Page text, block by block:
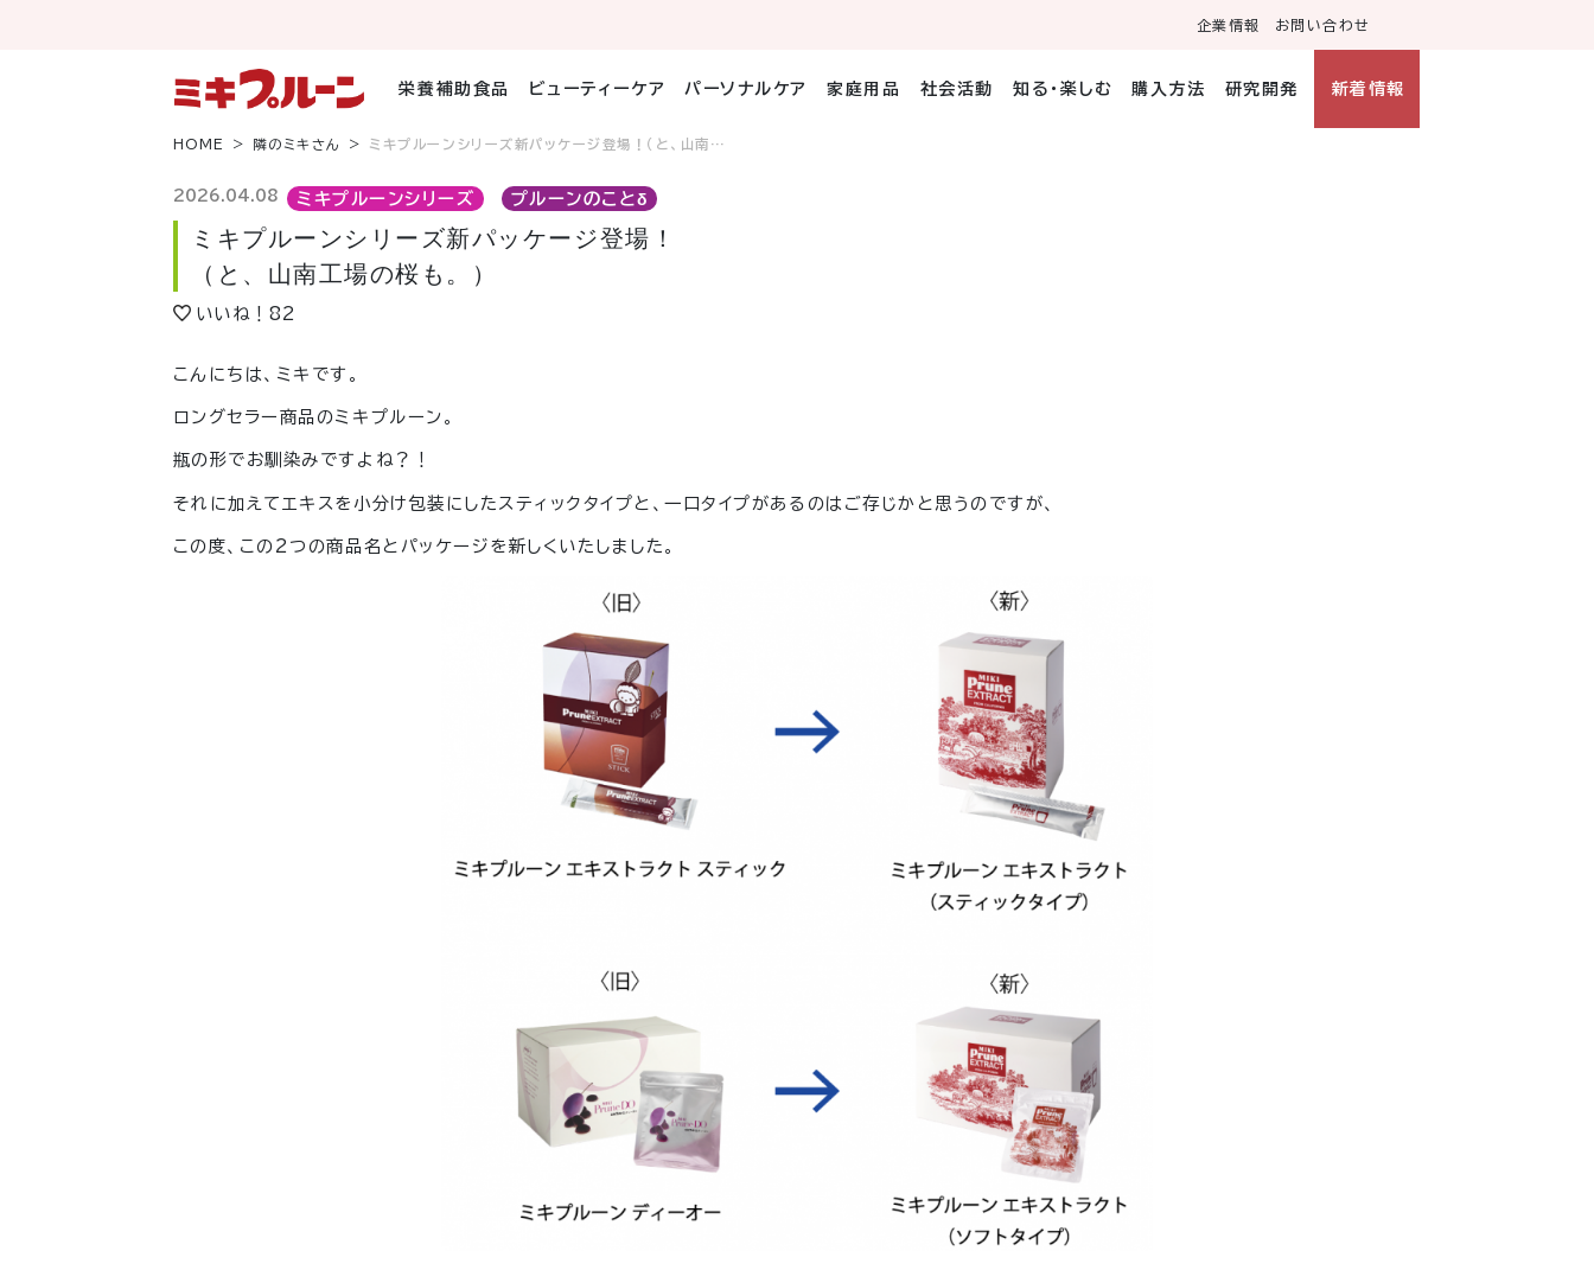
企業情報 お問い合わせ
栄養補助食品 ビューティーケア パーソナルケア 家庭用品 社会活動 知る・楽しむ 購入方法 研究開発 新着情報
HOME 隣のミキさん ミキプルーンシリーズ新パッケージ登場！（と、山南…
2026.04.08 ミキプルーンシリーズ プルーンのことδ
ミキプルーンシリーズ新パッケージ登場！
（と、山南工場の桜も。）
いいね！ 82
こんにちは、ミキです。
ロングセラー商品のミキプルーン。
瓶の形でお馴染みですよね？！
それに加えてエキスを小分け包装にしたスティックタイプと、一口タイプがあるのはご存じかと思うのですが、
この度、この2つの商品名とパッケージを新しくいたしました。